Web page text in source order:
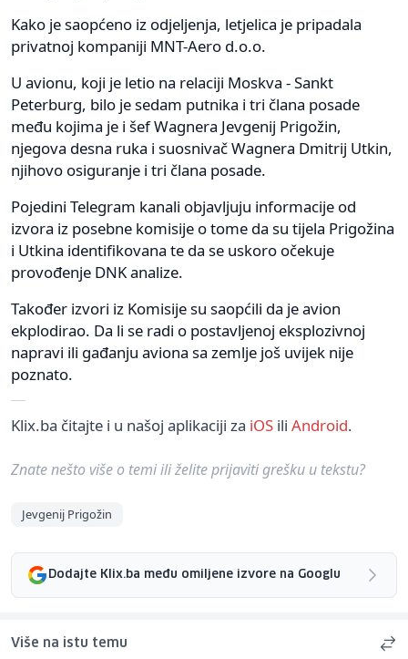
Kako je saopćeno iz odjeljenja, letjelica je pripadala
privatnoj kompaniji MNT-Aero d.o.o.
U avionu, koji je letio na relaciji Moskva - Sankt
Peterburg, bilo je sedam putnika i tri člana posade
među kojima je i šef Wagnera Jevgenij Prigožin,
njegova desna ruka i suosnivač Wagnera Dmitrij Utkin,
njihovo osiguranje i tri člana posade.
Pojedini Telegram kanali objavljuju informacije od
izvora iz posebne komisije o tome da su tijela Prigožina
i Utkina identifikovana te da se uskoro očekuje
provođenje DNK analize.
Također izvori iz Komisije su saopćili da je avion
ekplodirao. Da li se radi o postavljenoj eksplozivnoj
napravi ili gađanju aviona sa zemlje još uvijek nije
poznato.
Klix.ba čitajte i u našoj aplikaciji za iOS ili Android.
Znate nešto više o temi ili želite prijaviti grešku u tekstu?
Jevgenij Prigožin
Dodajte Klix.ba među omiljene izvore na Googlu
Više na istu temu